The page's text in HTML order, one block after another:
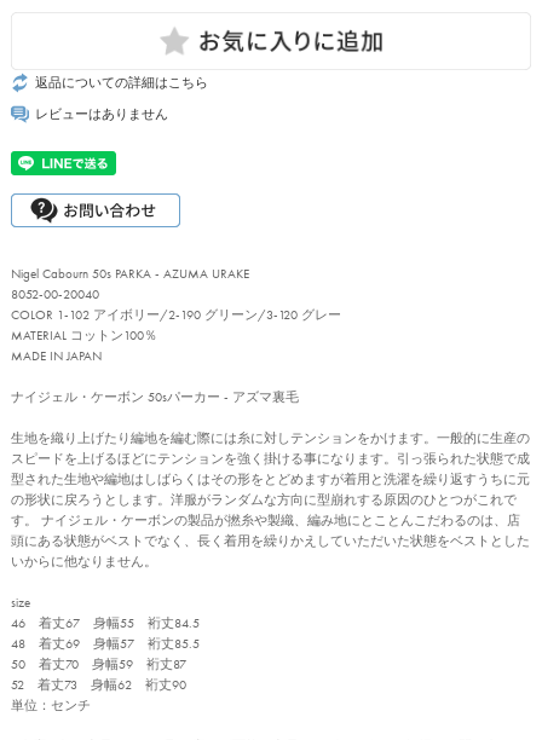
返品についての詳細はこちら
レビューはありません
Nigel Cabourn 50s PARKA - AZUMA URAKE
8052-00-20040
COLOR 1-102 アイボリー/2-190 グリーン/3-120 グレー
MATERIAL コットン100％
MADE IN JAPAN
ナイジェル・ケーボン 50sパーカー - アズマ裏毛
生地を織り上げたり編地を編む際には糸に対しテンションをかけます。一般的に生産の
スピードを上げるほどにテンションを強く掛ける事になります。引っ張られた状態で成
型された生地や編地はしばらくはその形をとどめますが着用と洗濯を繰り返すうちに元
の形状に戻ろうとします。洋服がランダムな方向に型崩れする原因のひとつがこれで
す。 ナイジェル・ケーボンの製品が撚糸や製織、編み地にとことんこだわるのは、店
頭にある状態がベストでなく、長く着用を繰りかえしていただいた状態をベストとした
いからに他なりません。
size
46 着丈67 身幅55 裄丈84.5
48 着丈69 身幅57 裄丈85.5
50 着丈70 身幅59 裄丈87
52 着丈73 身幅62 裄丈90
単位：センチ